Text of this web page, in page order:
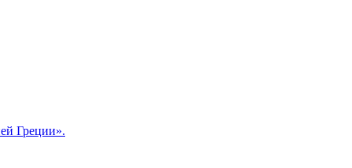
Греции».